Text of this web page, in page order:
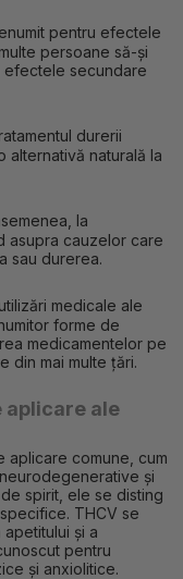
pentru efectele
persoane să-și
efectele secundare
durerii
alternativă naturală la
la
asupra cauzelor care
sau durerea.
medicale ale
forme de
medicamentelor pe
din mai multe țări.
aplicare ale
aplicare comune, cum
și
spirit, ele se disting
THCV se
și a
pentru
și anxiolitice.